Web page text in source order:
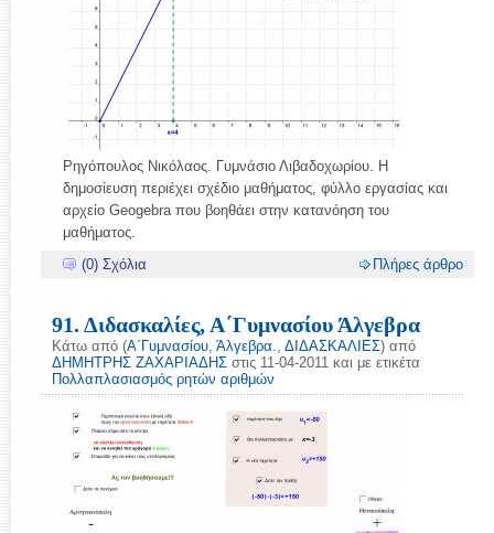
Ρηγόπουλος Νικόλαος. Γυμνάσιο Λιβαδοχωρίου. Η
δημοσίευση περιέχει σχέδιο μαθήματος, φύλλο εργασίας και
αρχείο Geogebra που βοηθάει στην κατανόηση του
μαθήματος.
(0) Σχόλια
Πλήρες άρθρο
91. Διδασκαλίες, Α΄Γυμνασίου Άλγεβρα
Κάτω από (Α΄Γυμνασίου Άλγεβρα. ΔΙΔΑΣΚΑΛΙΕΣ) από
ΔΗΜΗΤΡΗΣ ΖΑΧΑΡΙΑΔΗΣ στις 11-04-2011 και με ετικέτα
Πολλαπλασιασμός ρητών αριθμών